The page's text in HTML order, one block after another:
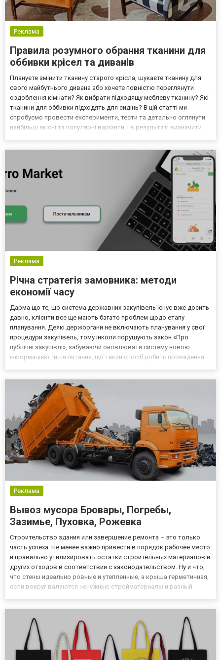
Реклама
Правила розумного обрання тканини для
оббивки крісел та диванів
Плануєте змінити тканину старого крісла, шукаєте тканину для
свого майбутнього дивана або хочете повністю переглянути
оздоблення кімнати? Як вибрати підходящу меблеву тканину? Які
тканини для оббивки підходять для сидінь? В цій статті ми
спробуємо провести експерименти, тести та детально оглянути
найбільш якісні та популярні варіанти. І в результаті визначити
Реклама
Річна стратегія замовника: методи
економії часу
Дарма що те, що система державних закупівель існує вже досить
давно, клієнти все ще мають багато проблем щодо етапу
планування. Деякі держоргани не включають планування у свої
процедури закупівель, тому інколи порушують закон «Про
публічні закупівлі», забуваючи оновлювати систему новою
інформацією. Інше питання, що такий спосіб робить проведення
Реклама
Вывоз мусора Бровары, Погребы,
Зазимье, Пуховка, Рожевка
Строительство здания или завершение ремонта – это только
часть успеха. Не менее важно привести в порядок рабочее место
и правильно утилизировать остатки строительных материалов и
других отходов в соответствии с законодательством. Ну и что,
что стены идеально ровные и утепленные, а крыша герметичная,
если вокруг валяются ненужные стройматериалы и разный